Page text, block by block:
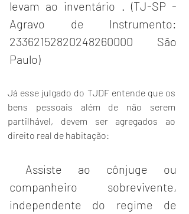
levam ao inventário . (TJ-SP -
Agravo de Instrumento:
23362152820248260000 São
Paulo)
Já esse julgado do TJDF entende que os
bens pessoais além de não serem
partilhável, devem ser agregados ao
direito real de habitação:
Assiste ao cônjuge ou
companheiro sobrevivente,
independente do regime de